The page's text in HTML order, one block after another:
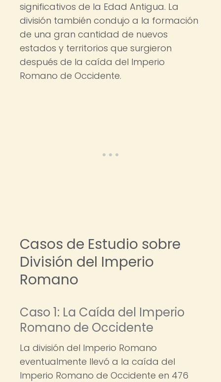
significativos de la Edad Antigua. La
división también condujo a la formación
de una gran cantidad de nuevos
estados y territorios que surgieron
después de la caída del Imperio
Romano de Occidente.
Casos de Estudio sobre
División del Imperio
Romano
Caso 1: La Caída del Imperio
Romano de Occidente
La división del Imperio Romano
eventualmente llevó a la caída del
Imperio Romano de Occidente en 476